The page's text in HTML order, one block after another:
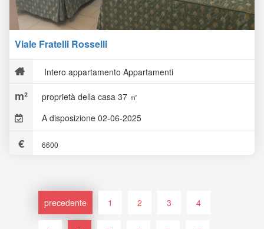
Viale Fratelli Rosselli
Intero appartamento Appartamenti
proprietà della casa 37 ㎡
A disposizione 02-06-2025
6600
precedente 1 2 3 4